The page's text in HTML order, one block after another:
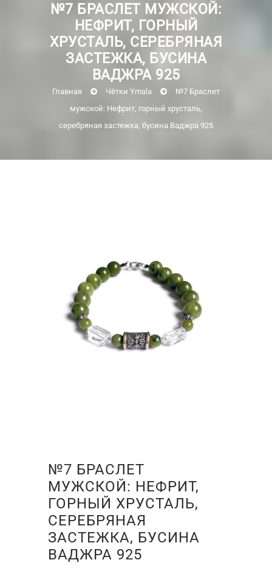
№7 БРАСЛЕТ МУЖСКОЙ:
НЕФРИТ, ГОРНЫЙ
ХРУСТАЛЬ, СЕРЕБРЯНАЯ
ЗАСТЕЖКА, БУСИНА
ВАДЖРА 925
Главная Чётки Ymala
№7 Браслет
мужской: Нефрит, горный хрусталь,
серебряная застежка, бусина Ваджра 925
№7 БРАСЛЕТ
МУЖСКОЙ: НЕФРИТ,
ГОРНЫЙ ХРУСТАЛЬ,
СЕРЕБРЯНАЯ
ЗАСТЕЖКА, БУСИНА
ВАДЖРА 925